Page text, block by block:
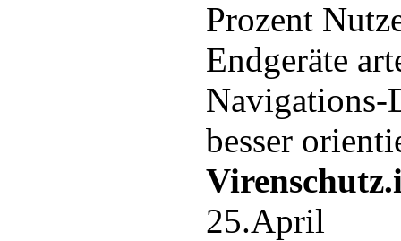
Prozent
Endgeräte
Navigations-
besser
25.April